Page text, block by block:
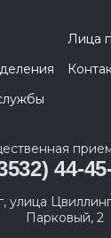
Лица
44-
улица
Парковый, 2